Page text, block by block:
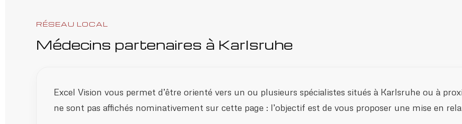
RÉSEAU LOCAL
Médecins partenaires à Karlsruhe
Excel Vision vous permet d’être orienté vers un ou plusieurs spécialistes situés à Karlsruhe ou à
ne sont pas affichés nominativement sur cette page : l’objectif est de vous proposer une mise en